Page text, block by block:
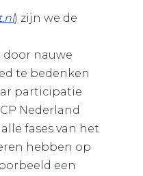
) zijn we de
door nauwe
te bedenken
participatie
Nederland
fases van het
hebben op
een